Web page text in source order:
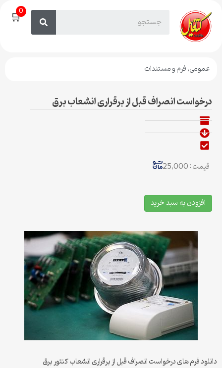
🛒0
عمومی,فرم و مستندات
درخواست انصراف قبل از برقراری انشعاب برق
قیمت : 25,000
افزودن به سبد خرید
دانلود فرم های درخواست انصراف قبل از برقراری انشعاب کنتور برق